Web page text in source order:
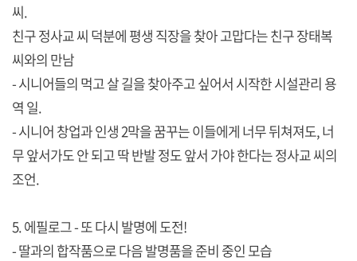
씨.
친구 정사교 씨 덕분에 평생 직장을 찾아 고맙다는 친구 장태복
씨와의 만남
- 시니어들의 먹고 살 길을 찾아주고 싶어서 시작한 시설관리 용
역 일.
- 시니어 창업과 인생 2막을 꿈꾸는 이들에게 너무 뒤쳐져도, 너
무 앞서가도 안 되고 딱 반발 정도 앞서 가야 한다는 정사교 씨의
조언.
5. 에필로그 - 또 다시 발명에 도전!
- 딸과의 합작품으로 다음 발명품을 준비 중인 모습